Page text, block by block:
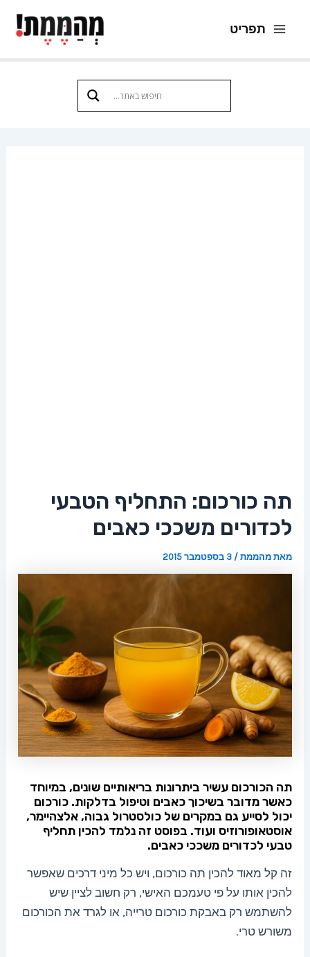
לתוכן
תפריט
תה כורכום: התחליף הטבעי
לכדורים משככי כאבים
מאתמהממת/3 בספטמבר 2015
תה הכורכום עשיר ביתרונות בריאותיים שונים, במיוחד
כאשר מדובר בשיכוך כאבים וטיפול בדלקות. כורכום
יכול לסייע גם במקרים של כולסטרול גבוה, אלצהיימר,
אוסטאופורוזיס ועוד. בפוסט זה נלמד להכין תחליף
טבעי לכדורים משככי כאבים.
זה קל מאוד להכין תה כורכום, ויש כל מיני דרכים שאפשר
להכין אותו על פי טעמכם האישי, רק חשוב לציין שיש
להשתמש רק באבקת כורכום טרייה, או לגרד את הכורכום
משורש טרי.